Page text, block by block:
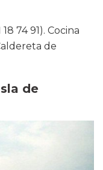
74 91). Cocina
de
de